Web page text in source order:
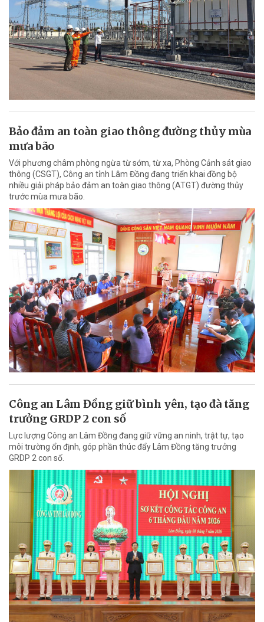
Bảo đảm an toàn giao thông đường thủy mùa
mưa bão
Với phương châm phòng ngừa từ sớm, từ xa, Phòng Cảnh sát giao
thông (CSGT), Công an tỉnh Lâm Đồng đang triển khai đồng bộ
nhiều giải pháp bảo đảm an toàn giao thông (ATGT) đường thủy
trước mùa mưa bão.
Công an Lâm Đồng giữ bình yên, tạo đà tăng
trưởng GRDP 2 con số
Lực lượng Công an Lâm Đồng đang giữ vững an ninh, trật tự, tạo
môi trường ổn định, góp phần thúc đẩy Lâm Đồng tăng trưởng
GRDP 2 con số.